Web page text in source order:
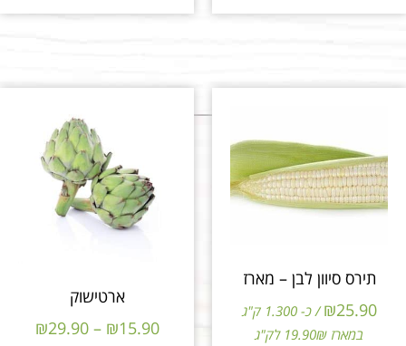
תירס סיוון לבן – מארז
₪25.90
/ כ- 1.300 ק"ג
במארז 19.90₪ לק"ג
ארטישוק
₪15.90
–
₪29.90